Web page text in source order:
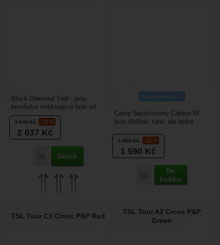
2 549Kč -20 %
2 037 Kč
Přidat 'Black Diamond Trail' k porovnání
Detail
Black Diamond Trail - jsou
komfortní trekkingové hole od
jednoho z největších amerických
výrobců outdoorového...
ultralehké zboží
1 990Kč -20 %
1 590 Kč
Přidat 'Camp
Do
košíku
Camp Backcountry Carbon W:
jsou třídílné, tuhé, ale lehké
designované pro ženy....
TSL Tour C3 Cross P&P Red
TSL Tour A2 Cross P&P
Green